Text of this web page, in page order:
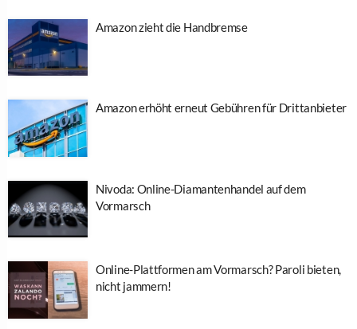
Amazon zieht die Handbremse
Amazon erhöht erneut Gebühren für Drittanbieter
Nivoda: Online-Diamantenhandel auf dem
Vormarsch
Online-Plattformen am Vormarsch? Paroli bieten,
nicht jammern!